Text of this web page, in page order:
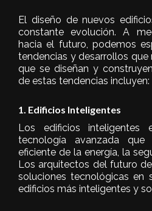
El diseño de nuevos
constante evolución. A
hacia el futuro, podemos
tendencias y desarrollos
que se diseñan y
de estas tendencias incluyen:
1. Edificios Inteligentes
Los edificios inteligentes
tecnología avanzada
eficiente de la energía, la
Los arquitectos del futuro
soluciones tecnológicas en
edificios más inteligentes y